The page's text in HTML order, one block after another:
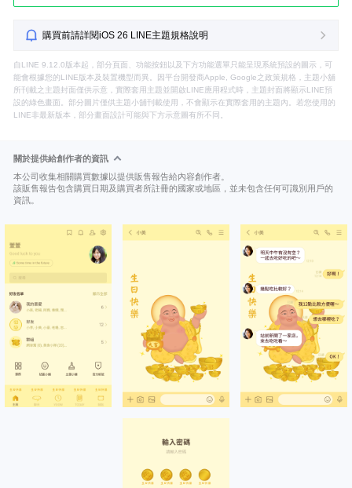
購買前請詳閱iOS 26 LINE主題規格說明
自LINE 9.12.0版本起，部分頁面、功能按鈕以及下方功能選單只能呈現系統預設的圖示，可
能會根據您的LINE版本及裝置機型而異。因平台開發商Apple, Google之政策規格，主題小舖
所刊載之主題封面僅供示意，實際套用主題並開啟LINE應用程式時，主題封面將顯示LINE預
設的綠色畫面。部分圖片僅供主題小舖刊載使用，不會顯示在實際套用的主題內。若您使用的
LINE非最新版本，部分畫面設計可能與下方示意圖有所不同。
關於提供給創作者的資訊
本公司收集相關購買數據以提供販售報告給內容創作者。
該販售報告包含購買日期及購買者所註冊的國家或地區，並未包含任何可識別用戶的
資訊。